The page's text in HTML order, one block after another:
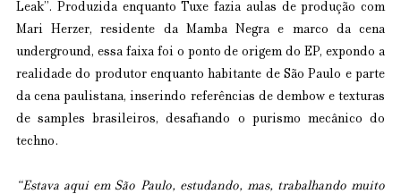
Leak”. Produzida enquanto Tuxe fazia aulas de produção com
Mari Herzer, residente da Mamba Negra e marco da cena
underground, essa faixa foi o ponto de origem do EP, expondo a
realidade do produtor enquanto habitante de São Paulo e parte
da cena paulistana, inserindo referências de dembow e texturas
de samples brasileiros, desafiando o purismo mecânico do
techno.
“Estava aqui em São Paulo, estudando, mas, trabalhando muito